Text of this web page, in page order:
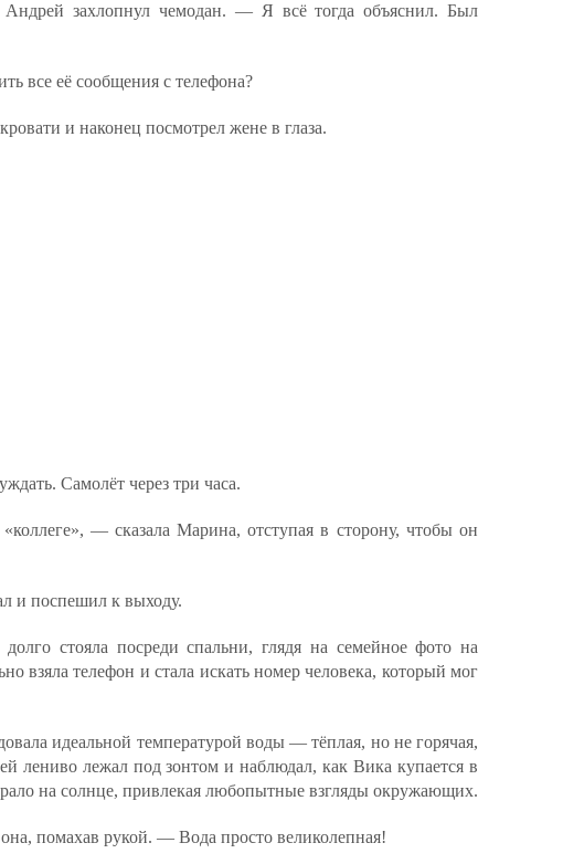
захлопнул чемодан. — Я всё тогда объяснил. Был
все её сообщения с телефона?
и наконец посмотрел жене в глаза.
Самолёт через три часа.
— сказала Марина, отступая в сторону, чтобы он
и поспешил к выходу.
стояла посреди спальни, глядя на семейное фото на
взяла телефон и стала искать номер человека, который мог
идеальной температурой воды — тёплая, но не горячая,
лениво лежал под зонтом и наблюдал, как Вика купается в
на солнце, привлекая любопытные взгляды окружающих.
помахав рукой. — Вода просто великолепная!